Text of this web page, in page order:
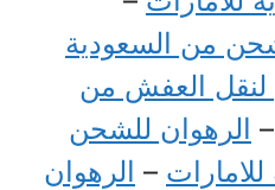
من السعودية
لنقل العفش من
– الرهوان للشحن
– الرهوان